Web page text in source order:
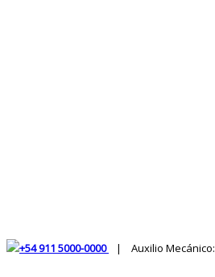
+54 911 5000-0000 | Auxilio Mecánico: